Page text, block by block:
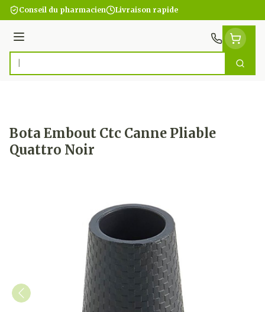
Aller au contenu
Conseil du pharmacien Livraison rapide
Menu
Rechercher
Bota Embout Ctc Canne Pliable
Quattro Noir